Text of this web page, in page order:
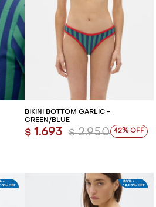
BIKINI BOTTOM GARLIC -
GREEN/BLUE
$ 1.693 $ 2.950 42